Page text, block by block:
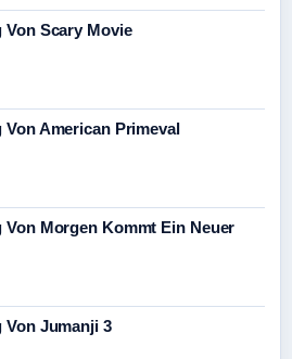
Von Scary Movie
Von American Primeval
Von Morgen Kommt Ein Neuer
Von Jumanji 3